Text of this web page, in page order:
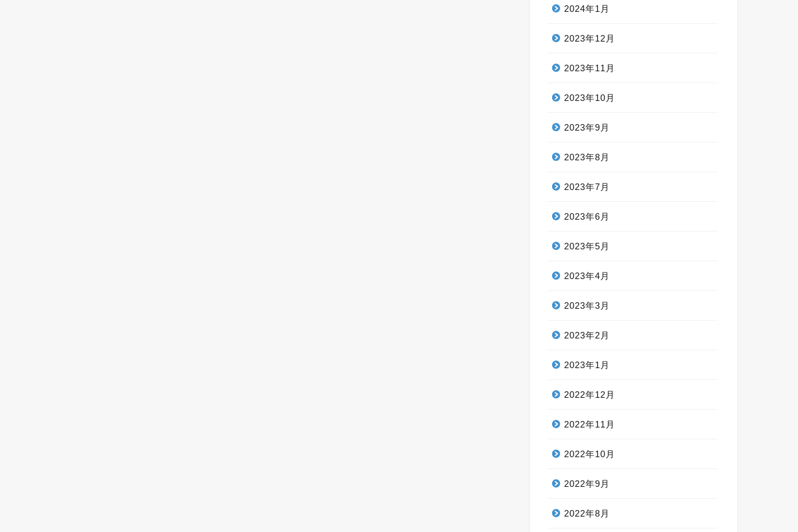
2024年1月
2023年12月
2023年11月
2023年10月
2023年9月
2023年8月
2023年7月
2023年6月
2023年5月
2023年4月
2023年3月
2023年2月
2023年1月
2022年12月
2022年11月
2022年10月
2022年9月
2022年8月